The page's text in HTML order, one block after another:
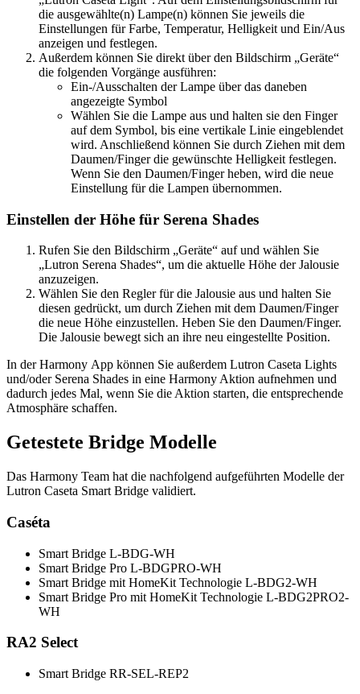
die ausgewählte(n) Lampe(n) können Sie jeweils die
Einstellungen für Farbe, Temperatur, Helligkeit und Ein/Aus
anzeigen und festlegen.
Außerdem können Sie direkt über den Bildschirm „Geräte“
die folgenden Vorgänge ausführen:
Ein-/Ausschalten der Lampe über das daneben
angezeigte Symbol
Wählen Sie die Lampe aus und halten sie den Finger
auf dem Symbol, bis eine vertikale Linie eingeblendet
wird. Anschließend können Sie durch Ziehen mit dem
Daumen/Finger die gewünschte Helligkeit festlegen.
Wenn Sie den Daumen/Finger heben, wird die neue
Einstellung für die Lampen übernommen.
Einstellen der Höhe für Serena Shades
Rufen Sie den Bildschirm „Geräte“ auf und wählen Sie
„Lutron Serena Shades“, um die aktuelle Höhe der Jalousie
anzuzeigen.
Wählen Sie den Regler für die Jalousie aus und halten Sie
diesen gedrückt, um durch Ziehen mit dem Daumen/Finger
die neue Höhe einzustellen. Heben Sie den Daumen/Finger.
Die Jalousie bewegt sich an ihre neu eingestellte Position.
In der Harmony App können Sie außerdem Lutron Caseta Lights
und/oder Serena Shades in eine Harmony Aktion aufnehmen und
dadurch jedes Mal, wenn Sie die Aktion starten, die entsprechende
Atmosphäre schaffen.
Getestete Bridge Modelle
Das Harmony Team hat die nachfolgend aufgeführten Modelle der
Lutron Caseta Smart Bridge validiert.
Caséta
Smart Bridge L-BDG-WH
Smart Bridge Pro L-BDGPRO-WH
Smart Bridge mit HomeKit Technologie L-BDG2-WH
Smart Bridge Pro mit HomeKit Technologie L-BDG2PRO2-
WH
RA2 Select
Smart Bridge RR-SEL-REP2